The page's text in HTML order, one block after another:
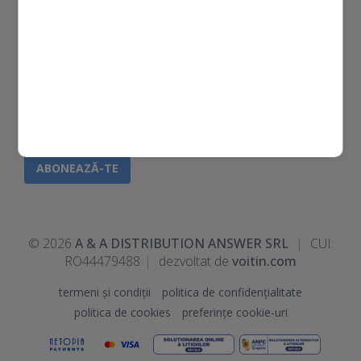
© 2026 A & A DISTRIBUTION ANSWER SRL |
CUI:
RO44479488 | dezvoltat de voitin.com
termeni și condiții
politica de confidențialitate
politica de cookies
preferințe cookie-uri